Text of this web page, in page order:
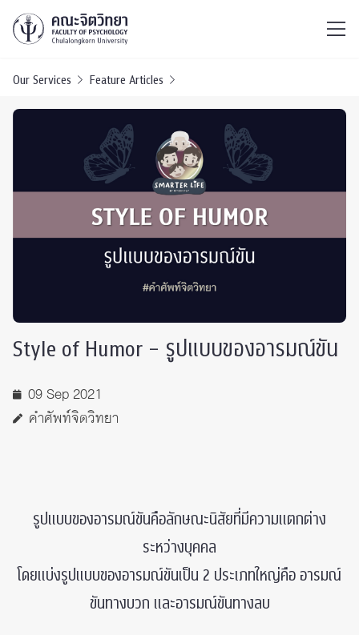
Our Services Feature Articles
Style of Humor – รูปแบบของอารมณ์ขัน
09 Sep 2021
คำศัพท์จิตวิทยา
รูปแบบของอารมณ์ขันคือลักษณะนิสัยที่มีความแตกต่าง
ระหว่างบุคคล
โดยแบ่งรูปแบบของอารมณ์ขันเป็น 2 ประเภทใหญ่คือ อารมณ์
ขันทางบวก และอารมณ์ขันทางลบ